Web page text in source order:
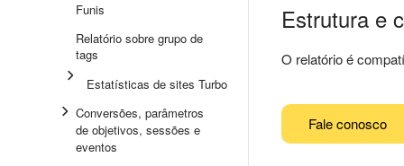
Funis
Relatório sobre grupo de
tags
Estatísticas de sites Turbo
Conversões, parâmetros
de objetivos, sessões e
eventos
Estrutura e
O relatório é
Fale conosco